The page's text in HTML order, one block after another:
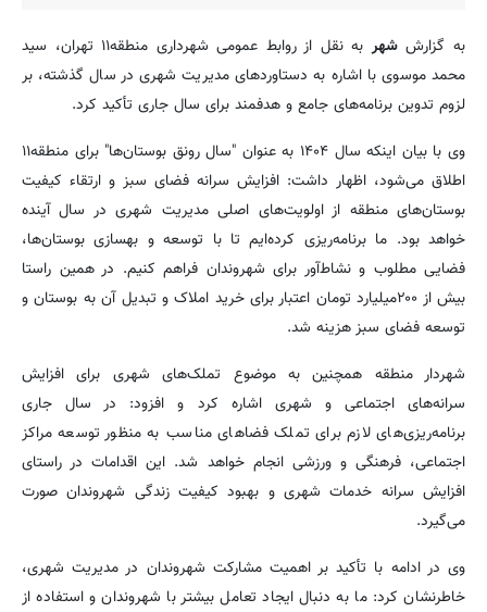
به گزارششهر
به نقل از روابط عمومی شهرداری منطقه۱۱ تهران، سید
محمد موسوی با اشاره به دستاوردهای مدیریت شهری در سال گذشته، بر
لزوم تدوین برنامه‌های جامع و هدفمند برای سال جاری تأکید کرد.
وی با بیان اینکه سال ۱۴۰۴ به عنوان "سال رونق بوستان‌ها" برای منطقه۱۱
اطلاق می‌شود، اظهار داشت: افزایش سرانه فضای سبز و ارتقاء کیفیت
بوستان‌های منطقه از اولویت‌های اصلی مدیریت شهری در سال آینده
خواهد بود. ما برنامه‌ریزی کرده‌ایم تا با توسعه و بهسازی بوستان‌ها،
فضایی مطلوب و نشاط‌آور برای شهروندان فراهم کنیم. در همین راستا
بیش از ۲۰۰میلیارد تومان اعتبار برای خرید املاک و تبدیل آن به بوستان و
توسعه فضای سبز هزینه شد.
شهردار منطقه همچنین به موضوع تملک‌های شهری برای افزایش
سرانه‌های اجتماعی و شهری اشاره کرد و افزود: در سال جاری
برنامه‌ریزی‌های لازم برای تملک فضاهای مناسب به منظور توسعه مراکز
اجتماعی، فرهنگی و ورزشی انجام خواهد شد. این اقدامات در راستای
افزایش سرانه خدمات شهری و بهبود کیفیت زندگی شهروندان صورت
می‌گیرد.
وی در ادامه با تأکید بر اهمیت مشارکت شهروندان در مدیریت شهری،
خاطرنشان کرد: ما به دنبال ایجاد تعامل بیشتر با شهروندان و استفاده از